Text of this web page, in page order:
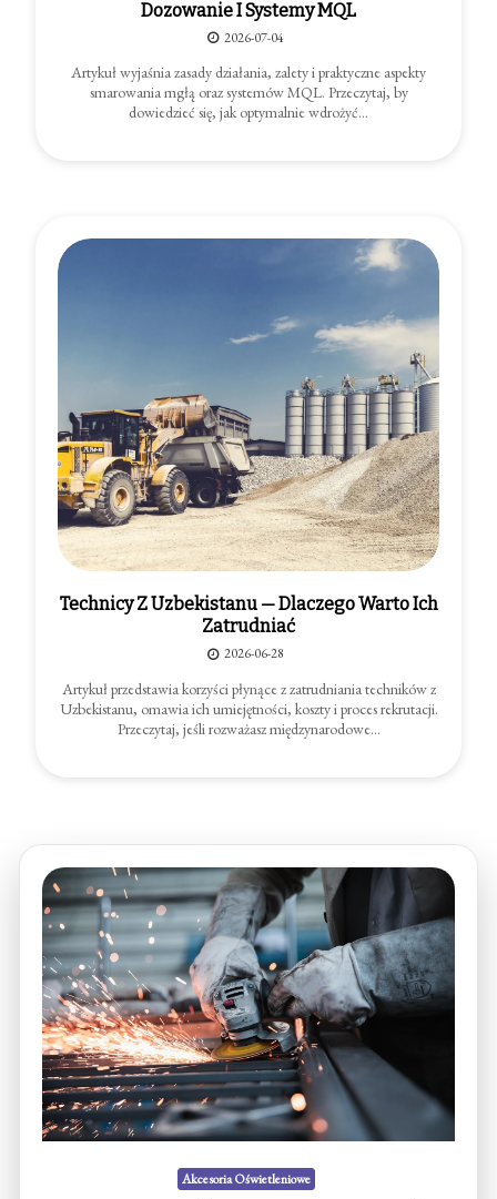
Dozowanie I Systemy MQL
2026-07-04
Artykuł wyjaśnia zasady działania, zalety i praktyczne aspekty
smarowania mgłą oraz systemów MQL. Przeczytaj, by
dowiedzieć się, jak optymalnie wdrożyć…
Technicy Z Uzbekistanu — Dlaczego Warto Ich
Zatrudniać
2026-06-28
Artykuł przedstawia korzyści płynące z zatrudniania techników z
Uzbekistanu, omawia ich umiejętności, koszty i proces rekrutacji.
Przeczytaj, jeśli rozważasz międzynarodowe…
Akcesoria Oświetleniowe